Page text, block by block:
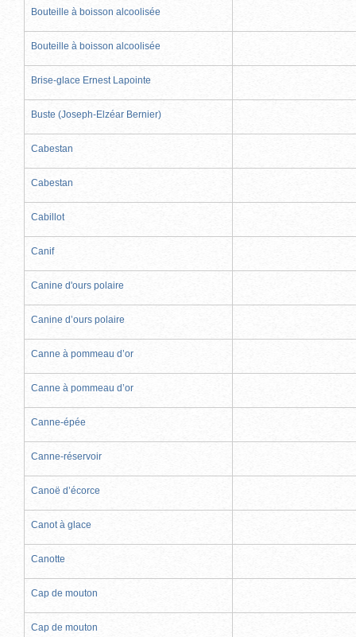
Bouteille à boisson alcoolisée
Bouteille à boisson alcoolisée
Brise-glace Ernest Lapointe
Buste (Joseph-Elzéar Bernier)
Cabestan
Cabestan
Cabillot
Canif
Canine d'ours polaire
Canine d’ours polaire
Canne à pommeau d’or
Canne à pommeau d’or
Canne-épée
Canne-réservoir
Canoë d’écorce
Canot à glace
Canotte
Cap de mouton
Cap de mouton